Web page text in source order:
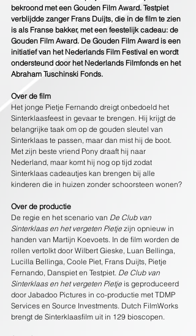
bekroond met een Gouden Film Award. Testpiet
verblijdde zanger Frans Duijts, die in de film te zien
is als Franse bakker, met een feestelijk cadeau: de
Gouden Film Award. De Gouden Film Award is een
initiatief van het Nederlands Film Festival en wordt
ondersteund door het Nederlands Filmfonds en het
Abraham Tuschinski Fonds.
Over de film
Het jonge Pietje Fernando dreigt onbedoeld het
Sinterklaasfeest in gevaar te brengen. Hij krijgt de
belangrijke taak om op de gouden sleutel van
Sinterklaas te passen, maar dan mist hij de boot.
Met zijn beste vriend Pony draaft hij naar
Nederland, maar komt hij nog op tijd zodat
Sinterklaas cadeautjes kan brengen bij alle
kinderen die in huizen zonder schoorsteen wonen?
Over de productie
De regie en het scenario van De Club van
Sinterklaas en het vergeten Pietje zijn opnieuw in
handen van Martijn Koevoets. In de film worden de
rollen vertolkt door Wilbert Gieske, Luan Bellinga,
Lucilla Bellinga, Coole Piet, Frans Duijts, Pietje
Fernando, Danspiet en Testpiet. De Club van
Sinterklaas en het vergeten Pietje is geproduceerd
door Jabadoo Pictures in co-productie met TDMP
Services en Source Investments. Dutch FilmWorks
brengt de Sinterklaasfilm uit in 129 bioscopen.